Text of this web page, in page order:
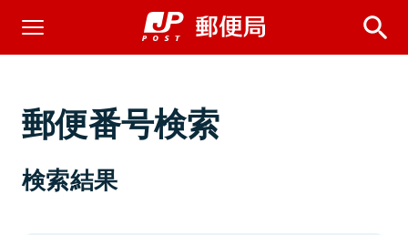
郵便番号検索
検索結果